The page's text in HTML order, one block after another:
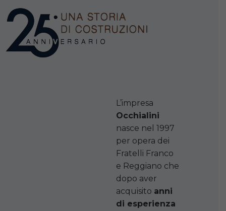
L’impresa
Occhialini
nasce nel 1997
per opera dei
Fratelli Franco
e Reggiano che
dopo aver
acquisito anni
di esperienza